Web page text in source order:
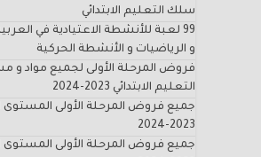
سلك التعليم الابتدائي
99 لعبة للأنشطة الاعتيادية في
و الرياضيات و الأنشطة الحركية
فروض المرحلة الأولى لجميع مواد و
التعليم الابتدائي 2023-2024
جميع فروض المرحلة الأولى
2023-2024
جميع فروض المرحلة الأولى